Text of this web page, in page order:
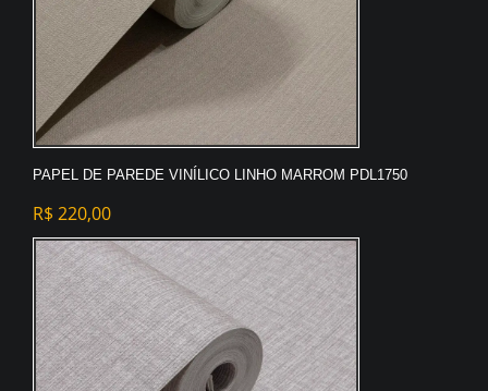
PAPEL DE PAREDE VINÍLICO LINHO MARROM PDL1750
R$ 220,00